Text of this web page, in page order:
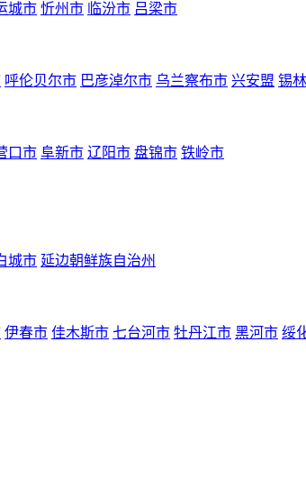
城市 忻州市 临汾市 吕梁市
呼伦贝尔市 巴彦淖尔市 乌兰察布市 兴安盟 锡
口市 阜新市 辽阳市 盘锦市 铁岭市
城市 延边朝鲜族自治州
伊春市 佳木斯市 七台河市 牡丹江市 黑河市 绥